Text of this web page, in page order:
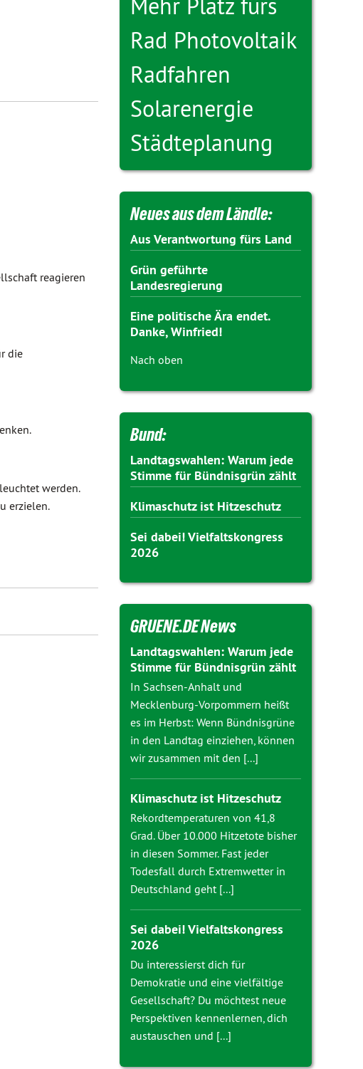
reagieren
die
werden.
erzielen.
Mehr Platz fürs
Rad Photovoltaik
Radfahren
Solarenergie
Städteplanung
Neues aus dem Ländle:
Aus Verantwortung fürs Land
Grün geführte
Landesregierung
Eine politische Ära endet.
Danke, Winfried!
Nach oben
Bund:
Landtagswahlen: Warum jede
Stimme für Bündnisgrün zählt
Klimaschutz ist Hitzeschutz
Sei dabei! Vielfaltskongress
2026
GRUENE.DE News
Landtagswahlen: Warum jede
Stimme für Bündnisgrün zählt
In Sachsen-Anhalt und
Mecklenburg-Vorpommern heißt
es im Herbst: Wenn Bündnisgrüne
in den Landtag einziehen, können
wir zusammen mit den [...]
Klimaschutz ist Hitzeschutz
Rekordtemperaturen von 41,8
Grad. Über 10.000 Hitzetote bisher
in diesen Sommer. Fast jeder
Todesfall durch Extremwetter in
Deutschland geht [...]
Sei dabei! Vielfaltskongress
2026
Du interessierst dich für
Demokratie und eine vielfältige
Gesellschaft? Du möchtest neue
Perspektiven kennenlernen, dich
austauschen und [...]